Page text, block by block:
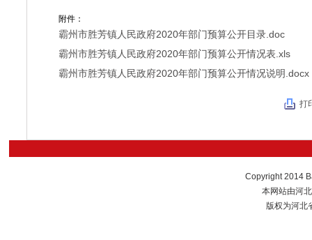
附件：
霸州市胜芳镇人民政府2020年部门预算公开目录.doc
霸州市胜芳镇人民政府2020年部门预算公开情况表.xls
霸州市胜芳镇人民政府2020年部门预算公开情况说明.docx
打
Copyright 2014
本网站由河
版权为河北